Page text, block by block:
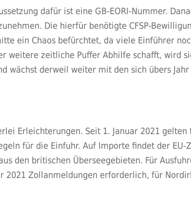
dafür ist eine GB-EORI-Nummer.
Die hierfür benötigte CFSP-
ein Chaos befürchtet, da viele Einführer
weitere zeitliche Puffer Abhilfe schafft, wird
wächst derweil weiter mit den sich übers Jahr
Erleichterungen. Seit 1. Januar 2021 gelten
für die Einfuhr. Auf Importe findet der EU-
den britischen Überseegebieten. Für
2021 Zollanmeldungen erforderlich, für